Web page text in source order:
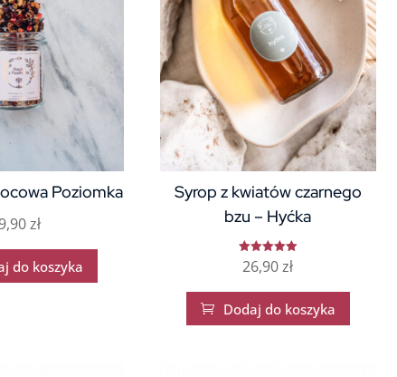
Poziomka
zł
do koszyka
Syrop z kwiatów czarnego
bzu – Hyćka
Oceniono
5.00
26,90zł
 Dodaj do koszyka